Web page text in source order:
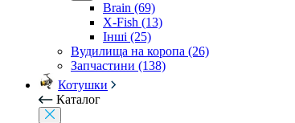
Brain (69)
X-Fish (13)
Інші (25)
Вудилища на коропа (26)
Запчастини (138)
Котушки
Каталог